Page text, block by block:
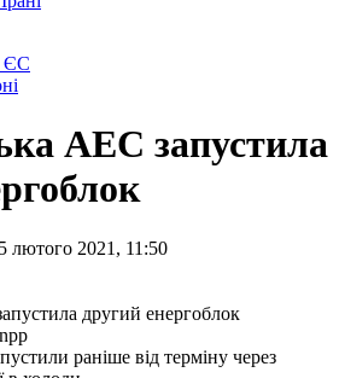
ЄС
АЕС запустила
лютого 2021, 11:50
раніше від терміну через